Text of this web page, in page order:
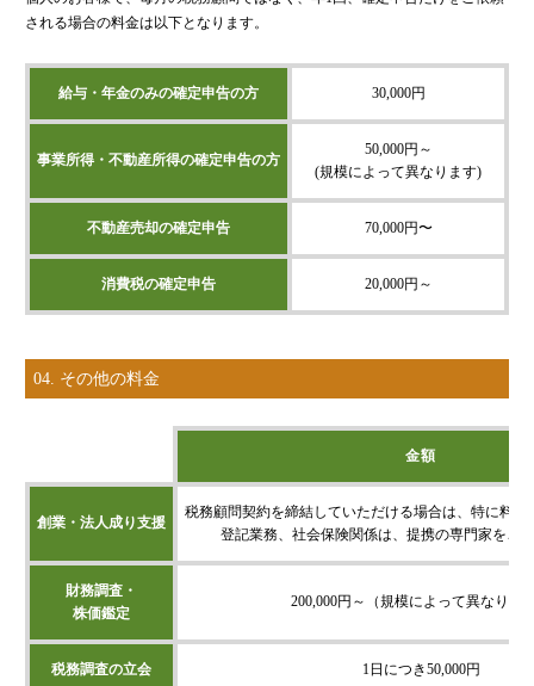
される場合の料金は以下となります。
給与・年金のみの確定申告の方 30,000円
事業所得・不動産所得の確定申告の方
50,000円～
(規模によって異なります)
不動産売却の確定申告 70,000円〜
消費税の確定申告 20,000円～
04. その他の料金
金額
創業・法人成り支援
税務顧問契約を締結していただける場合は、特に料金
登記業務、社会保険関係は、提携の専門家をご
財務調査・
株価鑑定
200,000円～（規模によって異なりま
税務調査の立会 1日につき50,000円